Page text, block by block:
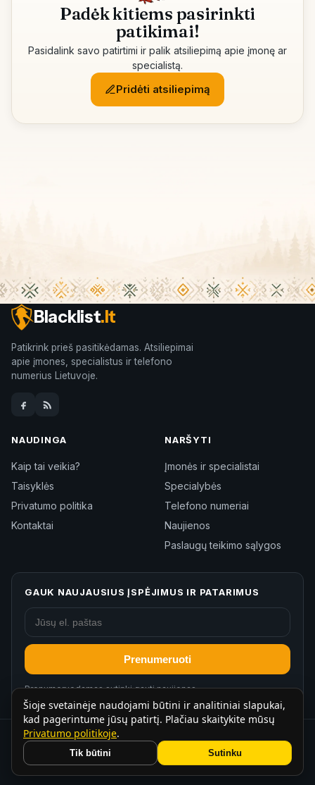
Padėk kitiems pasirinkti
patikimai!
Pasidalink savo patirtimi ir palik atsiliepimą apie įmonę ar
specialistą.
Pridėti atsiliepimą
Blacklist.lt
Patikrink prieš pasitikėdamas. Atsiliepimai
apie įmones, specialistus ir telefono
numerius Lietuvoje.
NAUDINGA
Kaip tai veikia?
Taisyklės
Privatumo politika
Kontaktai
NARŠYTI
Įmonės ir specialistai
Specialybės
Telefono numeriai
Naujienos
Paslaugų teikimo sąlygos
GAUK NAUJAUSIUS ĮSPĖJIMUS IR PATARIMUS
Prenumeruoti
Prenumeruodamas sutinki gauti naujienas.
© 2026 Blacklist.lt. Visos teisės saugomos.
Sukurta Lietuvoje❤
Šioje svetainėje naudojami būtini ir analitiniai slapukai,
kad pagerintume jūsų patirtį. Plačiau skaitykite mūsų
Privatumo politikoje.
Tik būtini Sutinku